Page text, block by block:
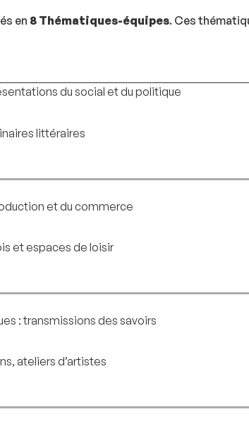
en 8 Thématiques-équipes. Ces
du social et du politique
littéraires
et du commerce
et espaces de loisir
: transmissions des savoirs
ateliers d’artistes